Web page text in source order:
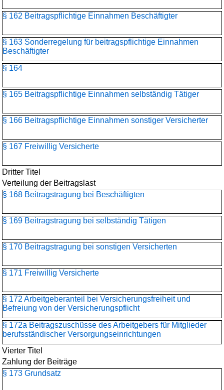
§ 162 Beitragspflichtige Einnahmen Beschäftigter
§ 163 Sonderregelung für beitragspflichtige Einnahmen
Beschäftigter
§ 164
§ 165 Beitragspflichtige Einnahmen selbständig Tätiger
§ 166 Beitragspflichtige Einnahmen sonstiger Versicherter
§ 167 Freiwillig Versicherte
Dritter Titel
Verteilung der Beitragslast
§ 168 Beitragstragung bei Beschäftigten
§ 169 Beitragstragung bei selbständig Tätigen
§ 170 Beitragstragung bei sonstigen Versicherten
§ 171 Freiwillig Versicherte
§ 172 Arbeitgeberanteil bei Versicherungsfreiheit und
Befreiung von der Versicherungspflicht
§ 172a Beitragszuschüsse des Arbeitgebers für Mitglieder
berufsständischer Versorgungseinrichtungen
Vierter Titel
Zahlung der Beiträge
§ 173 Grundsatz